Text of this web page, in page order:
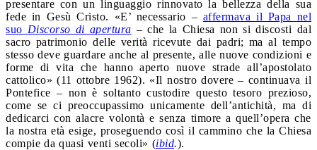
presentare con un linguaggio rinnovato la bellezza della sua
fede in Gesù Cristo. «E’ necessario – affermava il Papa nel
suo Discorso di apertura – che la Chiesa non si discosti dal
sacro patrimonio delle verità ricevute dai padri; ma al tempo
stesso deve guardare anche al presente, alle nuove condizioni e
forme di vita che hanno aperto nuove strade all’apostolato
cattolico» (11 ottobre 1962). «Il nostro dovere – continuava il
Pontefice – non è soltanto custodire questo tesoro prezioso,
come se ci preoccupassimo unicamente dell’antichità, ma di
dedicarci con alacre volontà e senza timore a quell’opera che
la nostra età esige, proseguendo così il cammino che la Chiesa
compie da quasi venti secoli» (ibid.).